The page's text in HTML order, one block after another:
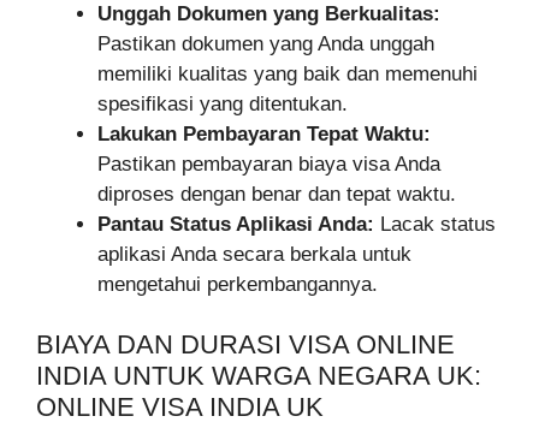
Unggah Dokumen yang Berkualitas:
Pastikan dokumen yang Anda unggah
memiliki kualitas yang baik dan memenuhi
spesifikasi yang ditentukan.
Lakukan Pembayaran Tepat Waktu:
Pastikan pembayaran biaya visa Anda
diproses dengan benar dan tepat waktu.
Pantau Status Aplikasi Anda: Lacak status
aplikasi Anda secara berkala untuk
mengetahui perkembangannya.
BIAYA DAN DURASI VISA ONLINE
INDIA UNTUK WARGA NEGARA UK:
ONLINE VISA INDIA UK